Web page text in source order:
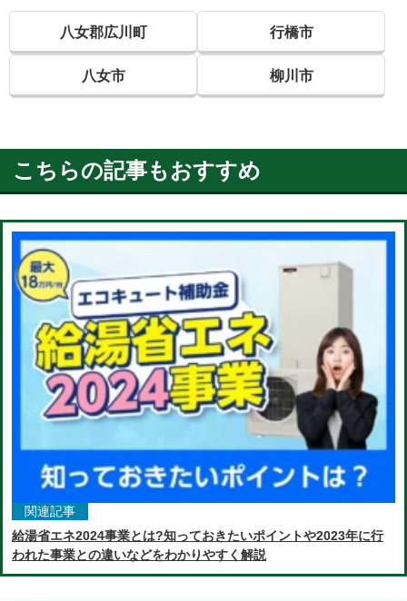
八女郡広川町 行橋市
八女市 柳川市
こちらの記事もおすすめ
関連記事
給湯省エネ2024事業とは?知っておきたいポイントや2023年に行
われた事業との違いなどをわかりやすく解説